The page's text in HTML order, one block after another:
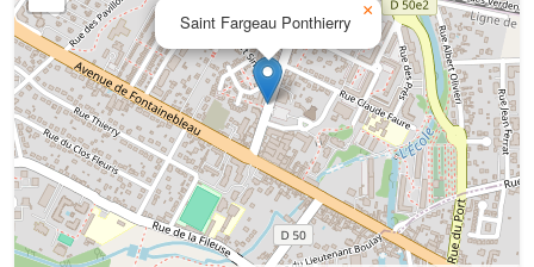
Saint Fargeau Ponthierry
×